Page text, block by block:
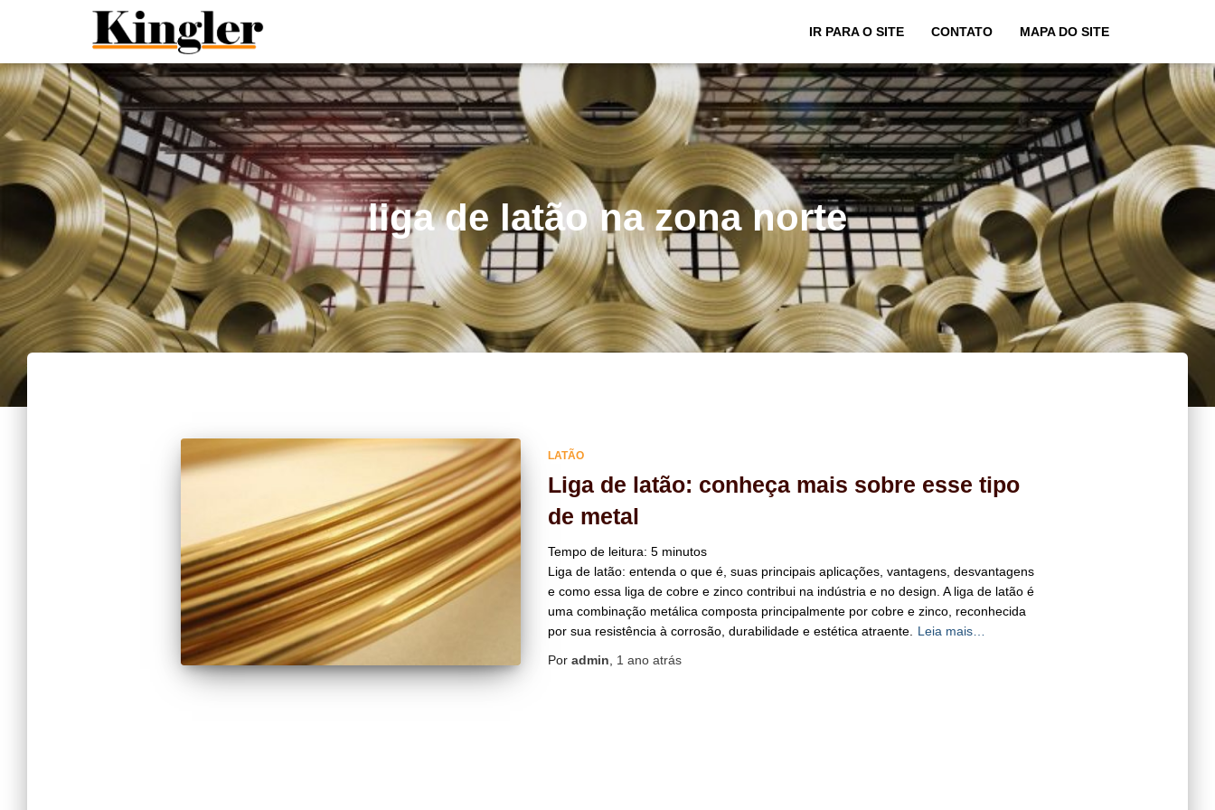
IR PARA O SITE
CONTATO MAPA DO SITE
liga de latão na zona norte
LATÃO
Liga de latão: conheça mais sobre esse tipo
de metal
Tempo de leitura: 5 minutos
Liga de latão: entenda o que é, suas principais aplicações, vantagens, desvantagens
e como essa liga de cobre e zinco contribui na indústria e no design. ​A liga de latão é
uma combinação metálica composta principalmente por cobre e zinco, reconhecida
por sua resistência à corrosão, durabilidade e estética atraente.
Leia mais…
Por admin 1 anoatrás